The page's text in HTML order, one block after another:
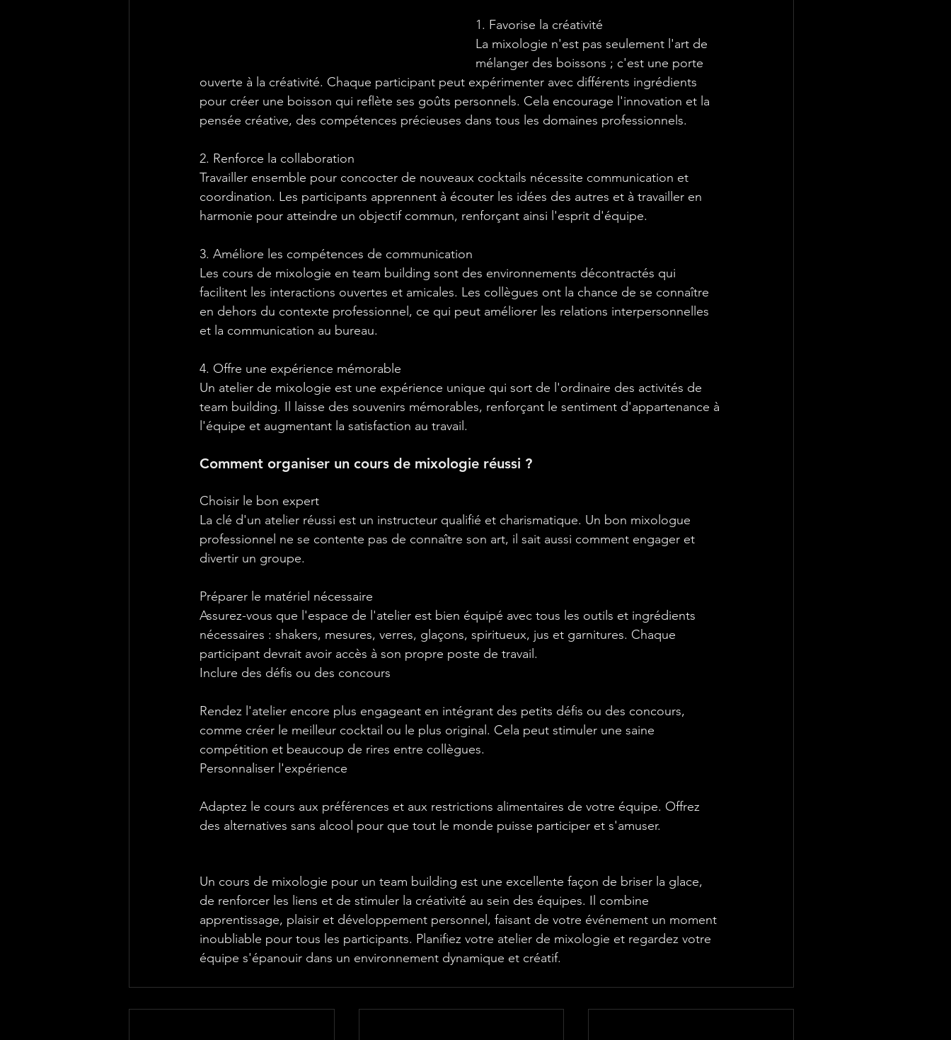
1. Favorise la créativité
La mixologie n'est pas seulement l'art de
mélanger des boissons ; c'est une porte
ouverte à la créativité. Chaque participant peut expérimenter avec différents ingrédients
pour créer une boisson qui reflète ses goûts personnels. Cela encourage l'innovation et la
pensée créative, des compétences précieuses dans tous les domaines professionnels.
2. Renforce la collaboration
Travailler ensemble pour concocter de nouveaux cocktails nécessite communication et
coordination. Les participants apprennent à écouter les idées des autres et à travailler en
harmonie pour atteindre un objectif commun, renforçant ainsi l'esprit d'équipe.
3. Améliore les compétences de communication
Les cours de mixologie en team building sont des environnements décontractés qui
facilitent les interactions ouvertes et amicales. Les collègues ont la chance de se connaître
en dehors du contexte professionnel, ce qui peut améliorer les relations interpersonnelles
et la communication au bureau.
4. Offre une expérience mémorable
Un atelier de mixologie est une expérience unique qui sort de l'ordinaire des activités de
team building. Il laisse des souvenirs mémorables, renforçant le sentiment d'appartenance à
l'équipe et augmentant la satisfaction au travail.
Comment organiser un cours de mixologie réussi ?
Choisir le bon expert
La clé d'un atelier réussi est un instructeur qualifié et charismatique. Un bon mixologue
professionnel ne se contente pas de connaître son art, il sait aussi comment engager et
divertir un groupe.
Préparer le matériel nécessaire
Assurez-vous que l'espace de l'atelier est bien équipé avec tous les outils et ingrédients
nécessaires : shakers, mesures, verres, glaçons, spiritueux, jus et garnitures. Chaque
participant devrait avoir accès à son propre poste de travail.
Inclure des défis ou des concours
Rendez l'atelier encore plus engageant en intégrant des petits défis ou des concours,
comme créer le meilleur cocktail ou le plus original. Cela peut stimuler une saine
compétition et beaucoup de rires entre collègues.
Personnaliser l'expérience
Adaptez le cours aux préférences et aux restrictions alimentaires de votre équipe. Offrez
des alternatives sans alcool pour que tout le monde puisse participer et s'amuser.
Un cours de mixologie pour un team building est une excellente façon de briser la glace,
de renforcer les liens et de stimuler la créativité au sein des équipes. Il combine
apprentissage, plaisir et développement personnel, faisant de votre événement un moment
inoubliable pour tous les participants. Planifiez votre atelier de mixologie et regardez votre
équipe s'épanouir dans un environnement dynamique et créatif.